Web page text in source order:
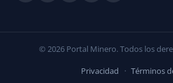
© 2026 Portal Minero. Todos los
Privacidad · Términos